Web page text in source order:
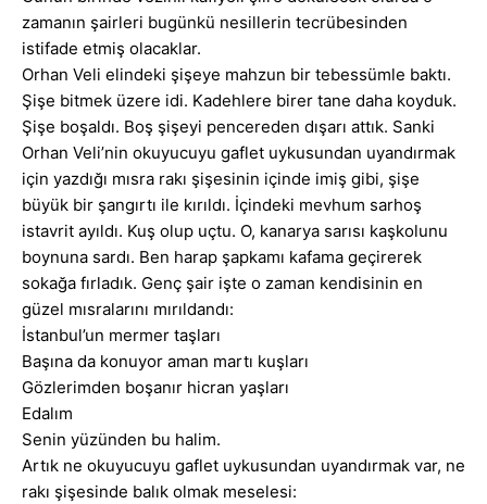
zamanın şairleri bugünkü nesillerin tecrübesinden
istifade etmiş olacaklar.
Orhan Veli elindeki şişeye mahzun bir tebessümle baktı.
Şişe bitmek üzere idi. Kadehlere birer tane daha koyduk.
Şişe boşaldı. Boş şişeyi pencereden dışarı attık. Sanki
Orhan Veli’nin okuyucuyu gaflet uykusundan uyandırmak
için yazdığı mısra rakı şişesinin içinde imiş gibi, şişe
büyük bir şangırtı ile kırıldı. İçindeki mevhum sarhoş
istavrit ayıldı. Kuş olup uçtu. O, kanarya sarısı kaşkolunu
boynuna sardı. Ben harap şapkamı kafama geçirerek
sokağa fırladık. Genç şair işte o zaman kendisinin en
güzel mısralarını mırıldandı:
İstanbul’un mermer taşları
Başına da konuyor aman martı kuşları
Gözlerimden boşanır hicran yaşları
Edalım
Senin yüzünden bu halim.
Artık ne okuyucuyu gaflet uykusundan uyandırmak var, ne
rakı şişesinde balık olmak meselesi: